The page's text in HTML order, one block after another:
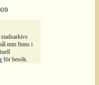
mm finns i
för besök.